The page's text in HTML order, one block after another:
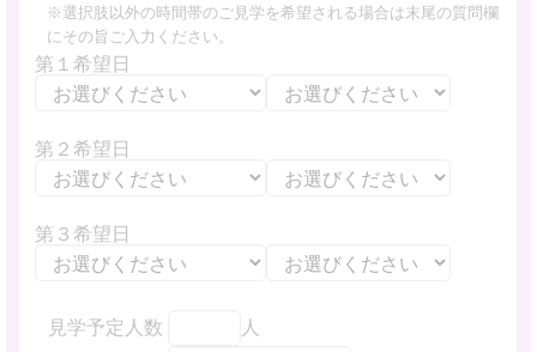
※選択肢以外の時間帯のご見学を希望される場合は末尾の質問欄
にその旨ご入力ください。
第１希望日
第２希望日
第３希望日
見学予定人数 人